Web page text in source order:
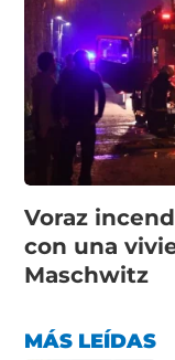
Voraz
con una
Maschwitz
MÁS LEÍDAS